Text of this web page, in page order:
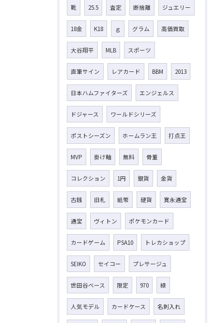
靴 25.5 査定 断捨離 ジュエリー
18金 K18 ｇ グラム 高価買取
大谷翔平 MLB スポーツ
直筆サイン レアカード BBM 2013
日本ハムファイターズ エンジェルス
ドジャース ワールドシリーズ
ポストシーズン ホームラン王 打点王
MVP 掛け軸 無料 骨董
コレクション 1円 銀貨 金貨
古銭 旧札 紙幣 硬貨 寛永通宝
通宝 ヴィトン ポケモンカード
カードゲーム PSA10 トレカショップ
SEIKO セイコー プレサージュ
世田谷ベース 限定 970 緑
人気モデル カードケース 名刺入れ